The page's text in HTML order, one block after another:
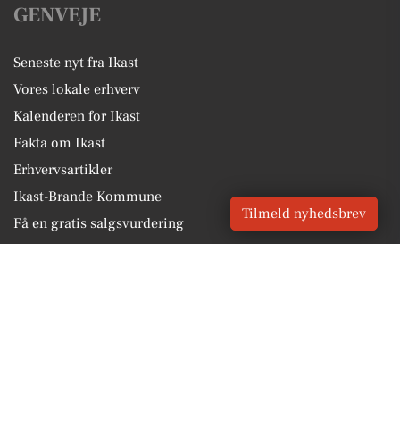
GENVEJE
Seneste nyt fra Ikast
Vores lokale erhverv
Kalenderen for Ikast
Fakta om Ikast
Erhvervsartikler
Ikast-Brande Kommune
Få en gratis salgsvurdering
Sponsoreret indhold
Tilmeld nyhedsbrev